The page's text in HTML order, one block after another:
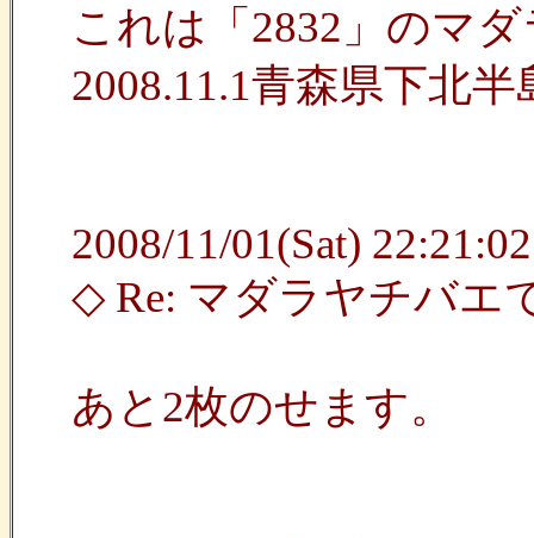
これは「2832」のマ
2008.11.1青森県下北
2008/11/01(Sat)
◇ Re: マダラヤチバエ
あと2枚のせます。